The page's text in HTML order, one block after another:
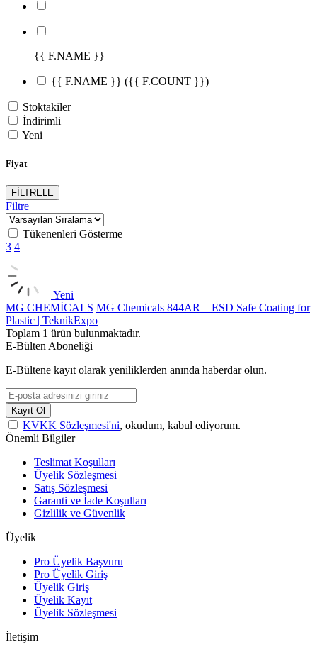
{{ F.NAME }}
{{ F.NAME }} ({{ F.COUNT }})
Stoktakiler
İndirimli
Yeni
Fiyat
FİLTRELE
Filtre
Tükenenleri Gösterme
3 4
Yeni
MG CHEMİCALS MG Chemicals 844AR – ESD Safe Coating for
Plastic | TeknikExpo
Toplam 1 ürün bulunmaktadır.
E-Bülten Aboneliği
E-Bültene kayıt olarak yeniliklerden anında haberdar olun.
Kayıt Ol
KVKK Sözleşmesi'ni, okudum, kabul ediyorum.
Önemli Bilgiler
Teslimat Koşulları
Üyelik Sözleşmesi
Satış Sözleşmesi
Garanti ve İade Koşulları
Gizlilik ve Güvenlik
Üyelik
Pro Üyelik Başvuru
Pro Üyelik Giriş
Üyelik Giriş
Üyelik Kayıt
Üyelik Sözleşmesi
İletişim